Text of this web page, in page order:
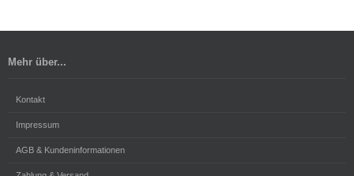
Mehr über...
Kontakt
Impressum
AGB & Kundeninformationen